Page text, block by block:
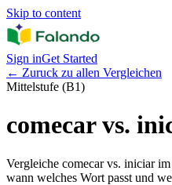
Skip to content
Sign inGet Started
← Zuruck zu allen Vergleichen
Mittelstufe (B1)
comecar vs.
Vergleiche comecar vs. iniciar
wann welches Wort passt und